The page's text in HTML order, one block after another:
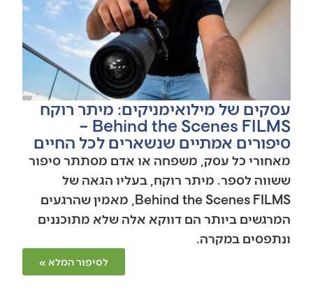
עסקים של מילואימניקים: מיתר רוקח
Behind the Scenes FILMS –
סיפורים אמתיים שנשארים לכל החיים
מאחורי כל עסק, משפחה או אדם מסתתר סיפור
ששווה לספר. מיתר רוקח, בעליו הגאה של
Behind the Scenes FILMS, מאמין שהרגעים
המרגשים ביותר הם דווקא אלה שלא מתוכננים
ונתפסים במקרה.
לסיפור המלא »